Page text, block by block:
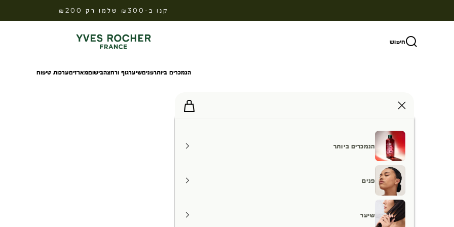
קנו ב-₪300 שלמו רק ₪200
חיפוש Yves Rocher Israel
הנמכרים ביותרפניםשיערגוף ורחצהבישוםמארזיםערכות טיפוח
הנמכרים ביותר
פנים
שיער